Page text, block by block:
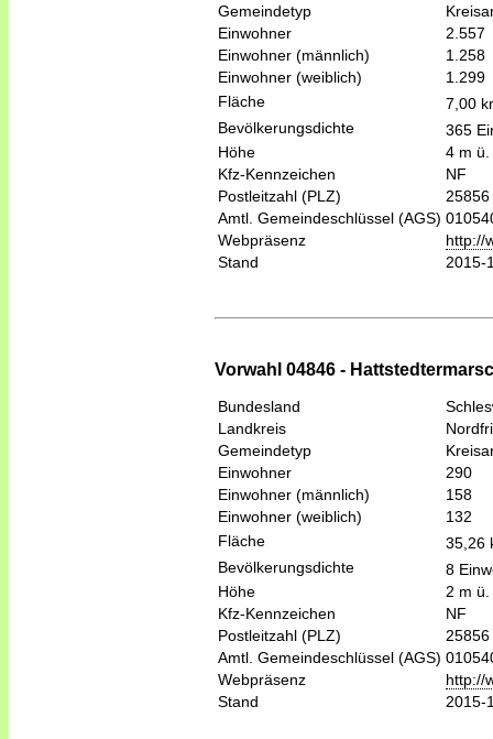
Gemeindetyp
Einwohner
2.557
Einwohner (männlich)
1.258
Einwohner (weiblich)
1.299
Fläche
7,00
Bevölkerungsdichte
365
Höhe
4 m ü.
Kfz-Kennzeichen
NF
Postleitzahl (PLZ)
25856
Amtl. Gemeindeschlüssel (AGS)
Webpräsenz
http://
Stand
2015-
Vorwahl 04846 -
Bundesland
Landkreis
Gemeindetyp
Einwohner
290
Einwohner (männlich)
158
Einwohner (weiblich)
132
Fläche
35,26
Bevölkerungsdichte
8
Höhe
2 m ü.
Kfz-Kennzeichen
NF
Postleitzahl (PLZ)
25856
Amtl. Gemeindeschlüssel (AGS)
Webpräsenz
http://
Stand
2015-